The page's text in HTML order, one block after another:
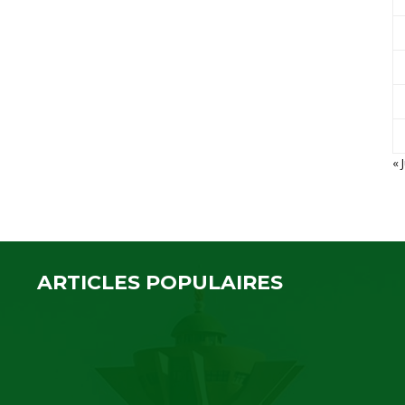
«
ARTICLES POPULAIRES